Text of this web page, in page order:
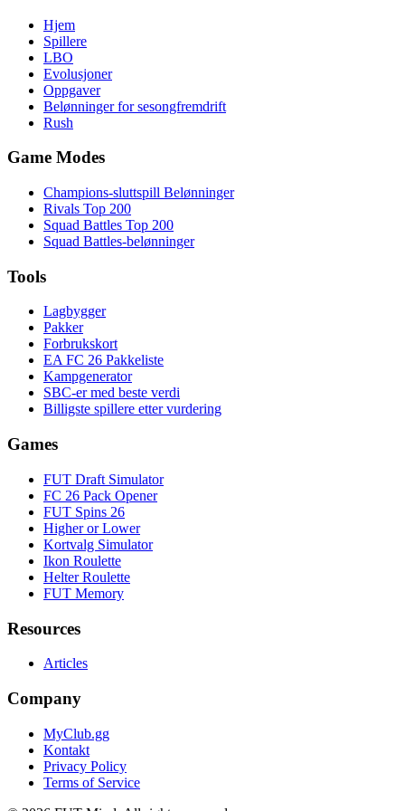
Hjem
Spillere
LBO
Evolusjoner
Oppgaver
Belønninger for sesongfremdrift
Rush
Game Modes
Champions-sluttspill Belønninger
Rivals Top 200
Squad Battles Top 200
Squad Battles-belønninger
Tools
Lagbygger
Pakker
Forbrukskort
EA FC 26 Pakkeliste
Kampgenerator
SBC-er med beste verdi
Billigste spillere etter vurdering
Games
FUT Draft Simulator
FC 26 Pack Opener
FUT Spins 26
Higher or Lower
Kortvalg Simulator
Ikon Roulette
Helter Roulette
FUT Memory
Resources
Articles
Company
MyClub.gg
Kontakt
Privacy Policy
Terms of Service